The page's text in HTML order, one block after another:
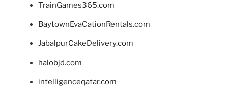
TrainGames365.com
BaytownEvaCationRentals.com
JabalpurCakeDelivery.com
halobjd.com
intelligenceqatar.com